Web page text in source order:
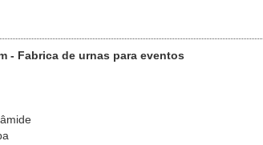
- Fabrica de urnas para eventos